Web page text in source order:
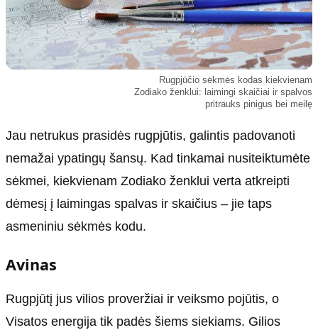
Apie mus
Autoriai
Kontaktai
Rugpjūčio sėkmės kodas kiekvienam
Zodiako ženklui: laimingi skaičiai ir spalvos
pritrauks pinigus bei meilę
Jau netrukus prasidės rugpjūtis, galintis padovanoti
nemažai ypatingų šansų. Kad tinkamai nusiteiktumėte
sėkmei, kiekvienam Zodiako ženklui verta atkreipti
dėmesį į laimingas spalvas ir skaičius – jie taps
asmeniniu sėkmės kodu.
Avinas
Rugpjūtį jus vilios proveržiai ir veiksmo pojūtis, o
Visatos energija tik padės šiems siekiams. Gilios